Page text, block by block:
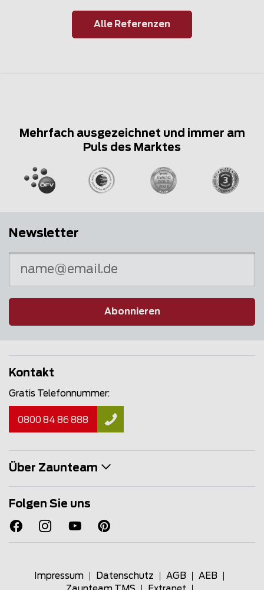
Alle Referenzen
Mehrfach ausgezeichnet und immer am
Puls des Marktes
Newsletter
Abonnieren
Kontakt
Gratis Telefonnummer:
0800 84 86 888
Über Zaunteam
Folgen Sie uns
Impressum Datenschutz AGB
AEB